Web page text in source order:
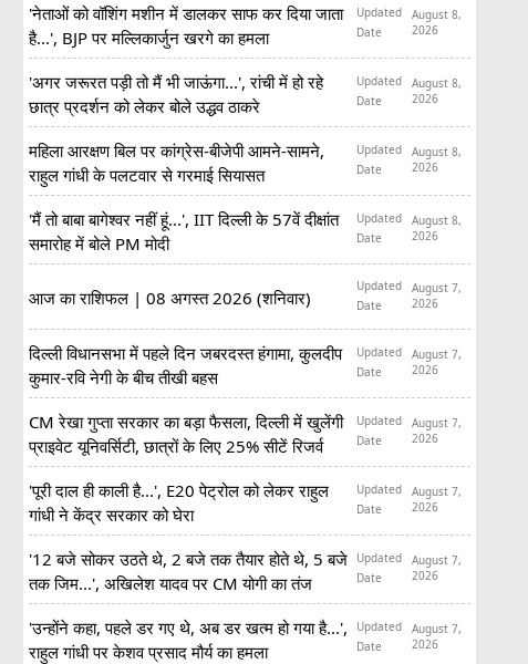
'नेताओं को वॉशिंग मशीन में डालकर साफ कर दिया जाता
है...', BJP पर मल्लिकार्जुन खरगे का हमला
Updated
Date
August 8,
2026
'अगर जरूरत पड़ी तो मैं भी जाऊंगा...', रांची में हो रहे
छात्र प्रदर्शन को लेकर बोले उद्धव ठाकरे
Updated
Date
August 8,
2026
महिला आरक्षण बिल पर कांग्रेस-बीजेपी आमने-सामने,
राहुल गांधी के पलटवार से गरमाई सियासत
Updated
Date
August 8,
2026
'मैं तो बाबा बागेश्वर नहीं हूं...', IIT दिल्ली के 57वें दीक्षांत
समारोह में बोले PM मोदी
Updated
Date
August 8,
2026
आज का राशिफल | 08 अगस्त 2026 (शनिवार)
Updated
Date
August 7,
2026
दिल्ली विधानसभा में पहले दिन जबरदस्त हंगामा, कुलदीप
कुमार-रवि नेगी के बीच तीखी बहस
Updated
Date
August 7,
2026
CM रेखा गुप्ता सरकार का बड़ा फैसला, दिल्ली में खुलेंगी
प्राइवेट यूनिवर्सिटी, छात्रों के लिए 25% सीटें रिजर्व
Updated
Date
August 7,
2026
'पूरी दाल ही काली है...', E20 पेट्रोल को लेकर राहुल
गांधी ने केंद्र सरकार को घेरा
Updated
Date
August 7,
2026
'12 बजे सोकर उठते थे, 2 बजे तक तैयार होते थे, 5 बजे
तक जिम...', अखिलेश यादव पर CM योगी का तंज
Updated
Date
August 7,
2026
'उन्होंने कहा, पहले डर गए थे, अब डर खत्म हो गया है...',
राहुल गांधी पर केशव प्रसाद मौर्य का हमला
Updated
Date
August 7,
2026